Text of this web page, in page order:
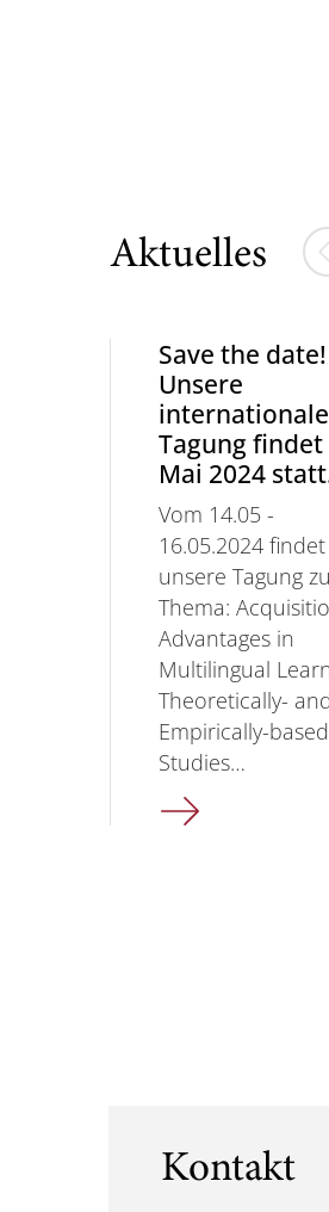
Aktuelles
Save the date!
Unsere
internationale
Tagung findet
Mai 2024
Vom 14.05 -
16.05.2024 findet
unsere Tagung
Thema:
Advantages in
Multilingual
Theoretically-
Empirically-based
Studies…
Kontakt